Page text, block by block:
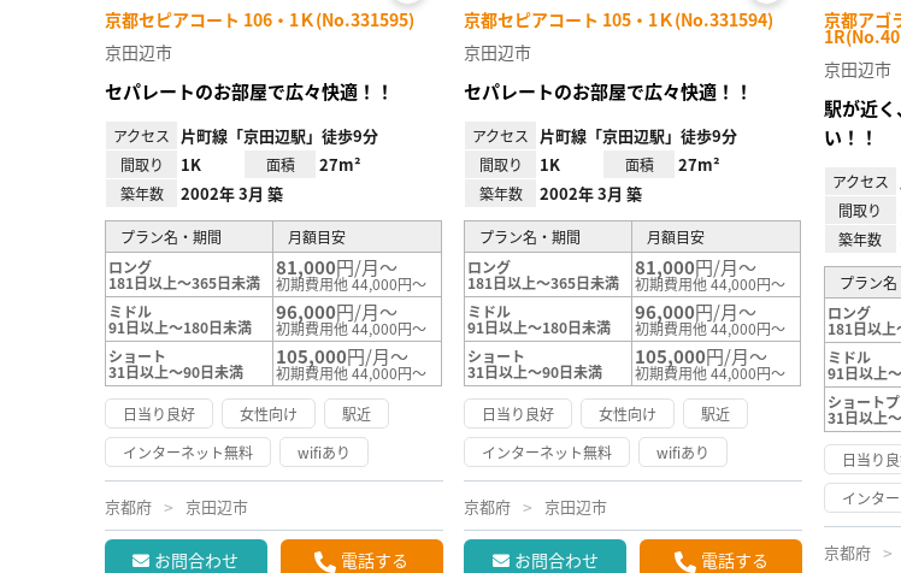
京都セピアコート 106・1Ｋ(No.331595)
お気
に入
京田辺市
セパレートのお部屋で広々快適！！
アクセス 片町線「京田辺駅」徒歩9分
間取り 1K 面積 27m²
築年数 2002年 3月 築
プラン名・期間
月額目安
ロング
181日以上～365日未満
81,000円/月～
初期費用他 44,000円～
ミドル
91日以上～180日未満
96,000円/月～
初期費用他 44,000円～
ショート
31日以上～90日未満
105,000円/月～
初期費用他 44,000円～
日当り良好
女性向け
駅近
インターネット無料
wifiあり
京都府 京田辺市
お問合わせ 電話する
京都セピアコート 105・1Ｋ(No.331594)
お気
に入
京田辺市
セパレートのお部屋で広々快適！！
アクセス 片町線「京田辺駅」徒歩9分
間取り 1K 面積 27m²
築年数 2002年 3月 築
プラン名・期間
月額目安
ロング
181日以上～365日未満
81,000円/月～
初期費用他 44,000円～
ミドル
91日以上～180日未満
96,000円/月～
初期費用他 44,000円～
ショート
31日以上～90日未満
105,000円/月～
初期費用他 44,000円～
日当り良好
女性向け
駅近
インターネット無料
wifiあり
京都府 京田辺市
お問合わせ 電話する
京都アゴ
京田辺市
駅が近
い！！
アクセス
間取り
築年数
プラン
ロング
181日以
ミドル
91日以上
ショート
31日以上
日当り
インタ
京都府